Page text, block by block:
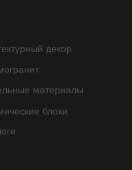
декор
материалы
блоки